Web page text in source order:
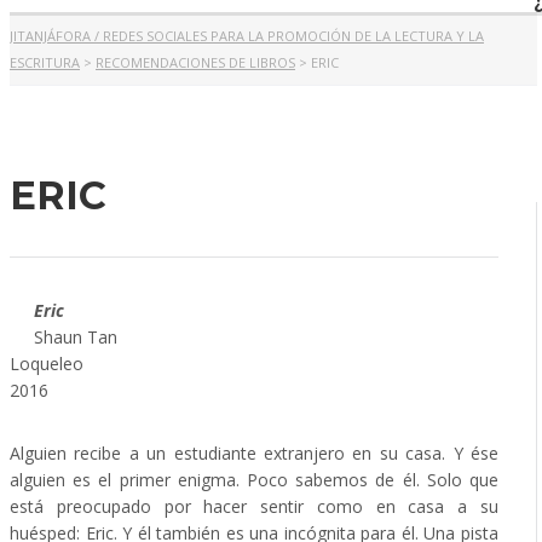
JITANJÁFORA / REDES SOCIALES PARA LA PROMOCIÓN DE LA LECTURA Y LA
ESCRITURA > RECOMENDACIONES DE LIBROS > ERIC
ERIC
Eric
Shaun Tan
Loqueleo
2016
Alguien recibe a un estudiante extranjero en su casa. Y ése
alguien es el primer enigma. Poco sabemos de él. Solo que
está preocupado por hacer sentir como en casa a su
huésped: Eric. Y él también es una incógnita para él. Una pista